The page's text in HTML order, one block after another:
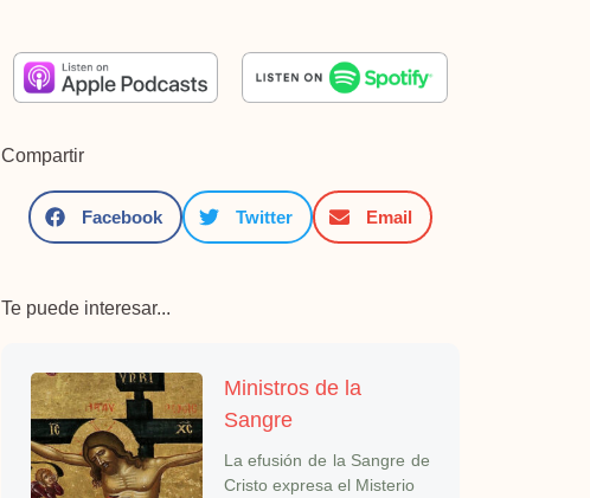
Compartir
Facebook Twitter Email
Te puede interesar...
Ministros de la
Sangre
La efusión de la Sangre de
Cristo expresa el Misterio